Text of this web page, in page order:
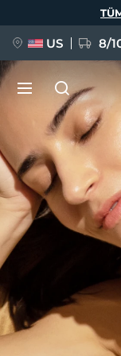
US 8/
YENİ
FAQ™ Pure
BREAKING
issa™ Teeth
Dil Seçimi
English
Français
Türkçe